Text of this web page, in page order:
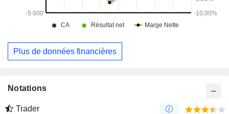
Plus de données financières
Notations
Trader